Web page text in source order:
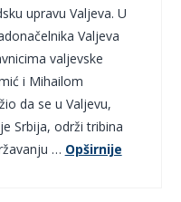
upravu Valjeva. U
Valjeva
valjevske
i Mihailom
da se u Valjevu,
Srbija, održi tribina
… Opširnije